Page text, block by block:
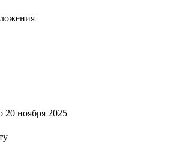
20 ноября 2025